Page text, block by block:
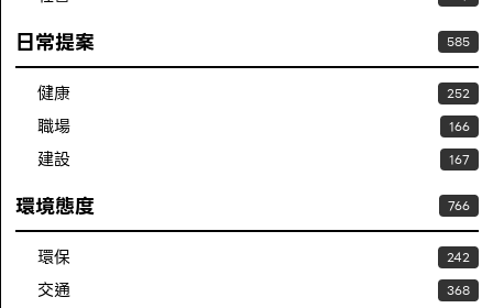
日常提案 585
健康 252
職場 166
建設 167
環境態度 766
環保 242
交通 368